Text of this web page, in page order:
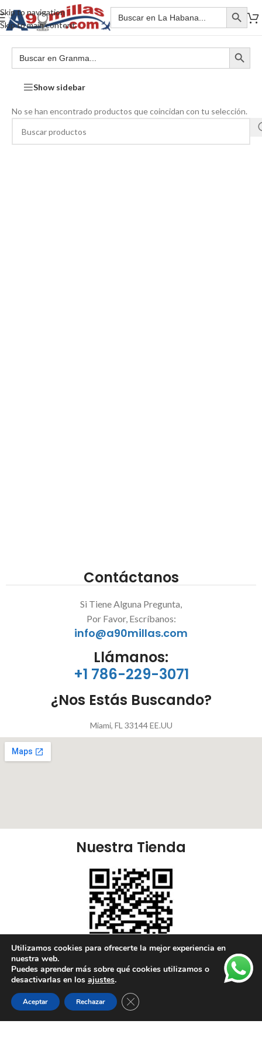
Skip to navigation
Skip to main content
Show sidebar
No se han encontrado productos que coincidan con tu selección.
Contáctanos
Si Tiene Alguna Pregunta,
Por Favor, Escríbanos:
info@a90millas.com
Llámanos:
+1 786-229-3071
¿Nos Estás Buscando?
Miami, FL 33144 EE.UU
Nuestra Tienda
Nuestras Redes:
de deseos
CarritoMi cuenta
Utilizamos cookies para ofrecerte la mejor experiencia en
nuestra web.
Puedes aprender más sobre qué cookies utilizamos o
desactivarlas en los ajustes.
Aceptar Rechazar Cerrar el banner de cookies RGPD